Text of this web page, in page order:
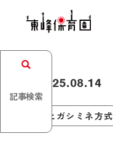
記事検索
2025.08.14
ヒガシミネ方式